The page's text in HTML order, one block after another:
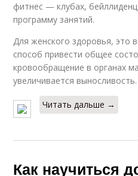
фитнес — клубах,
программу занятий.
Для женского здоровья, это
способ привести общее
кровообращение в органах
увеличивается выносливость.
Читать дальше →
Как научиться